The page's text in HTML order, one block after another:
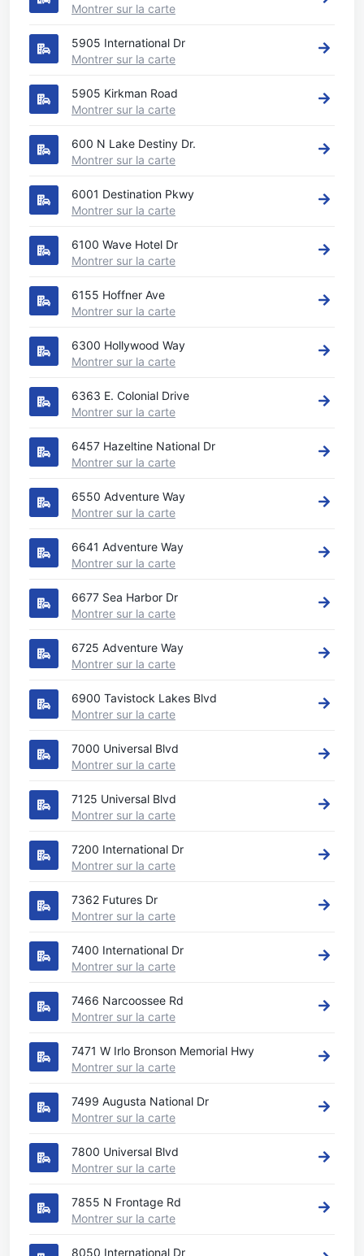
Montrer sur la carte
5905 International Dr
Montrer sur la carte
5905 Kirkman Road
Montrer sur la carte
600 N Lake Destiny Dr.
Montrer sur la carte
6001 Destination Pkwy
Montrer sur la carte
6100 Wave Hotel Dr
Montrer sur la carte
6155 Hoffner Ave
Montrer sur la carte
6300 Hollywood Way
Montrer sur la carte
6363 E. Colonial Drive
Montrer sur la carte
6457 Hazeltine National Dr
Montrer sur la carte
6550 Adventure Way
Montrer sur la carte
6641 Adventure Way
Montrer sur la carte
6677 Sea Harbor Dr
Montrer sur la carte
6725 Adventure Way
Montrer sur la carte
6900 Tavistock Lakes Blvd
Montrer sur la carte
7000 Universal Blvd
Montrer sur la carte
7125 Universal Blvd
Montrer sur la carte
7200 International Dr
Montrer sur la carte
7362 Futures Dr
Montrer sur la carte
7400 International Dr
Montrer sur la carte
7466 Narcoossee Rd
Montrer sur la carte
7471 W Irlo Bronson Memorial Hwy
Montrer sur la carte
7499 Augusta National Dr
Montrer sur la carte
7800 Universal Blvd
Montrer sur la carte
7855 N Frontage Rd
Montrer sur la carte
8050 International Dr